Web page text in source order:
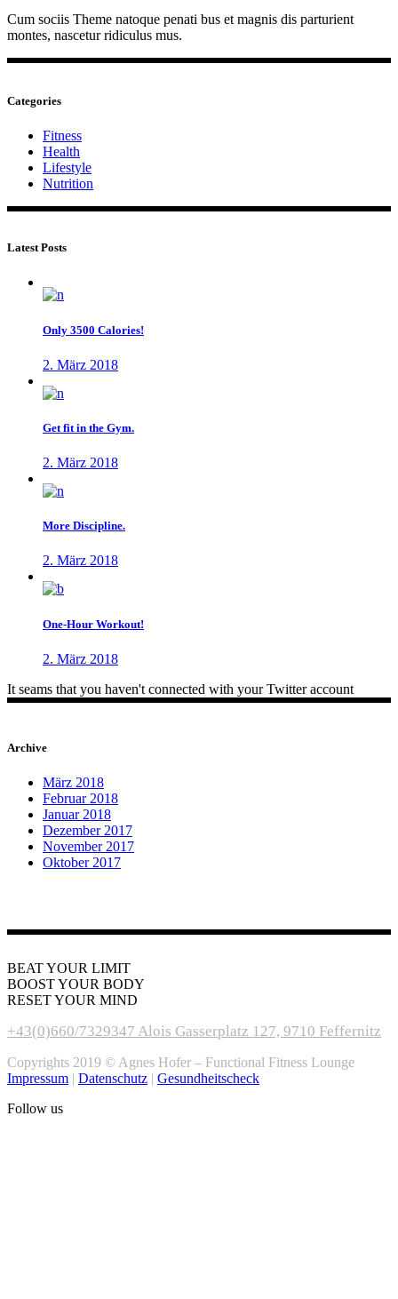
Cum sociis Theme natoque penati bus et magnis dis parturient
montes, nascetur ridiculus mus.
Categories
Fitness
Health
Lifestyle
Nutrition
Latest Posts
Only 3500 Calories!
2. März 2018
Get fit in the Gym.
2. März 2018
More Discipline.
2. März 2018
One-Hour Workout!
2. März 2018
It seams that you haven't connected with your Twitter account
Archive
März 2018
Februar 2018
Januar 2018
Dezember 2017
November 2017
Oktober 2017
BEAT YOUR LIMIT
BOOST YOUR BODY
RESET YOUR MIND
+43(0)660/7329347 Alois Gasserplatz 127, 9710 Feffernitz
Copyrights 2019 © Agnes Hofer – Functional Fitness Lounge
Impressum | Datenschutz | Gesundheitscheck
Follow us